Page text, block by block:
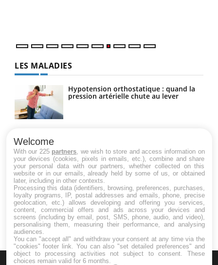
LES MALADIES
Hypotension orthostatique : quand la
pression artérielle chute au lever
Maladie de Charcot (Sclérose latérale
amyotrophique)
Welcome
With our 225 partners , we wish to store and access information on
your devices (cookies, pixels in emails, etc.), combine and share
your personal data with our partners, whether collected on this
website or in our emails, already held by some of us, or obtained
later, including in other contexts.
Processing this data (identifiers, browsing, preferences, purchases,
loyalty programs, IP, postal addresses and emails, phone, precise
geolocation, etc.) allows developing and offering you services,
content, commercial offers and ads across your devices and
screens (including by email, post, SMS, phone, audio, and video),
personalising them, measuring their performance, and analysing
audiences.
You can "accept all" and withdraw your consent at any time via the
"cookies" footer link . You can also "set detailed preferences" and
object to processing activities not subject to consent. These
choices remain valid for 6 months.